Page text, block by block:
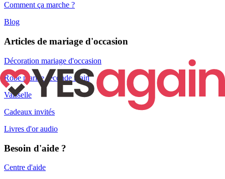
Comment ça marche ?
Blog
Articles de mariage d'occasion
Décoration mariage d'occasion
Robe mariée seconde main
Vaisselle
Cadeaux invités
Livres d'or audio
Besoin d'aide ?
Centre d'aide